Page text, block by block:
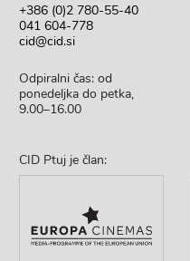
+386 (0)2 780-55-40
041 604-778
cid@cid.si
Odpiralni čas: od
ponedeljka do petka,
9.00–16.00
CID Ptuj je član: